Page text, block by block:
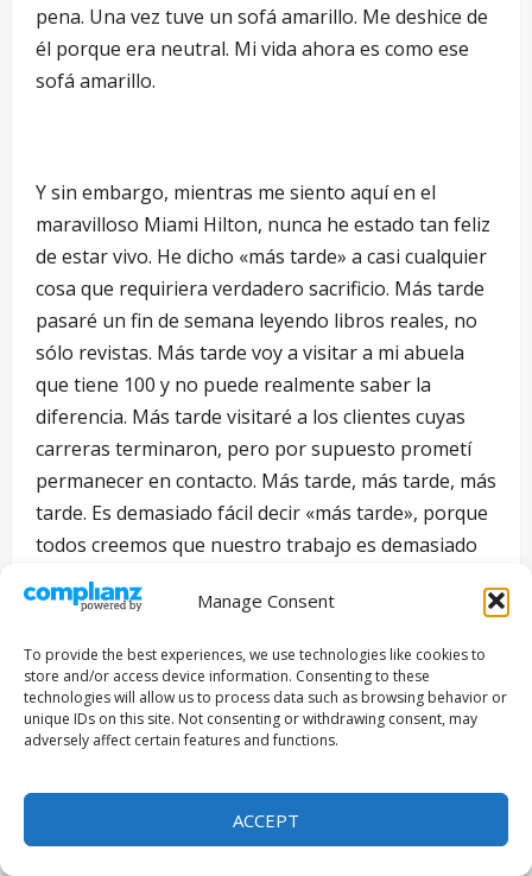
Manage Consent
To provide the best experiences, we use technologies like cookies to
store and/or access device information. Consenting to these
technologies will allow us to process data such as browsing behavior or
unique IDs on this site. Not consenting or withdrawing consent, may
adversely affect certain features and functions.
ACCEPT
pena. Una vez tuve un sofá amarillo. Me deshice de
él porque era neutral. Mi vida ahora es como ese
sofá amarillo.
Y sin embargo, mientras me siento aquí en el
maravilloso Miami Hilton, nunca he estado tan feliz
de estar vivo. He dicho «más tarde» a casi cualquier
cosa que requiriera verdadero sacrificio. Más tarde
pasaré un fin de semana leyendo libros reales, no
sólo revistas. Más tarde voy a visitar a mi abuela
que tiene 100 y no puede realmente saber la
diferencia. Más tarde visitaré a los clientes cuyas
carreras terminaron, pero por supuesto prometí
permanecer en contacto. Más tarde, más tarde, más
tarde. Es demasiado fácil decir «más tarde», porque
todos creemos que nuestro trabajo es demasiado
importante para detenernos, minuto a minuto, por
algo que pueda interferir con la búsqueda
delante y de mayor éxito. No se equivoquen, soy un
gran fanático del éxito. Pero esta noche, propongo
un mejor tipo de éxito. Podría estar equivocado,
llegar juntos.